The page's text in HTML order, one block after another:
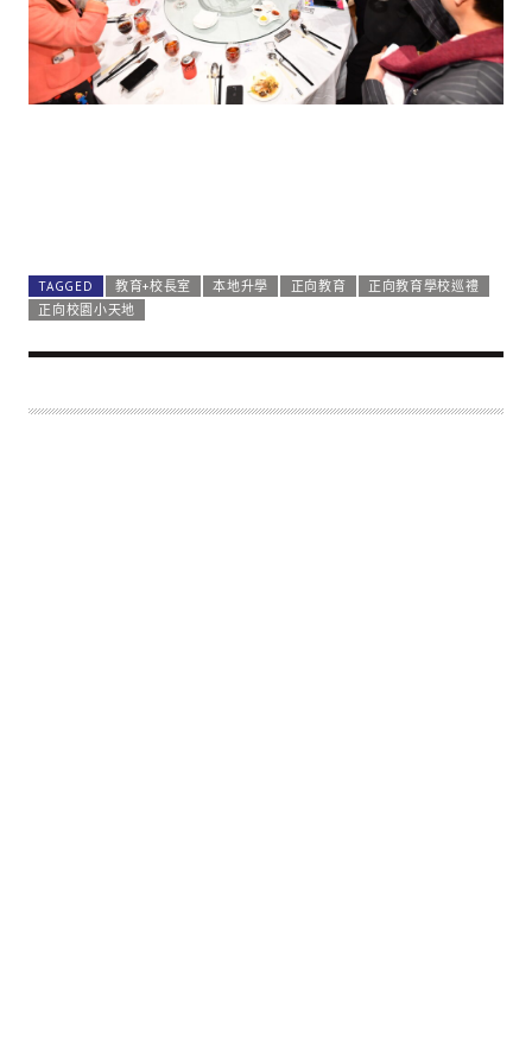
TAGGED 教育+校長室 本地升學 正向教育
正向教育學校巡禮
正向校園小天地